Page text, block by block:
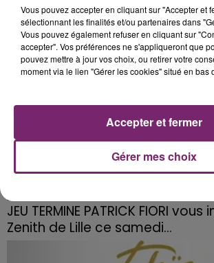
26 mars 2024
JEU TERMINE PATRICK FIORI
Zenith de Lille ce samedi...
Vous pouvez accepter en cliquant sur "Accepter et
sélectionnant les finalités et/ou partenaires dans
Vous pouvez également refuser en cliquant sur
accepter". Vos préférences ne s'appliqueront que
pouvez mettre à jour vos choix, ou retirer votre
moment via le lien "Gérer les cookies" situé en bas
Gérer mes choix
Accepter et fermer